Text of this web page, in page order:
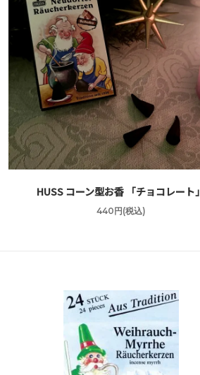
HUSS コーン型お香 「チョコレート」
440円(税込)